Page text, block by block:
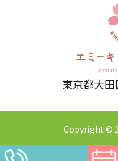
東京都大
Copyright ©